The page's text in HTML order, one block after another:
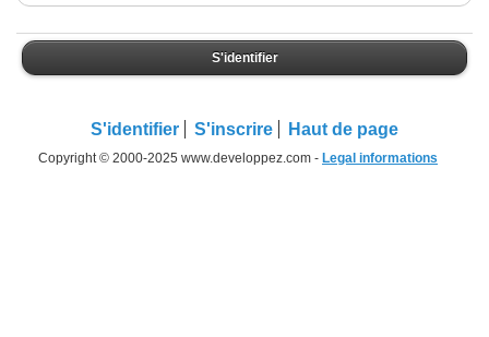
S'identifier
S'identifier S'inscrire Haut de page
Copyright © 2000-2025 www.developpez.com - Legal informations